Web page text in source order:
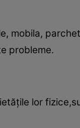
mobila,
probleme.
lor